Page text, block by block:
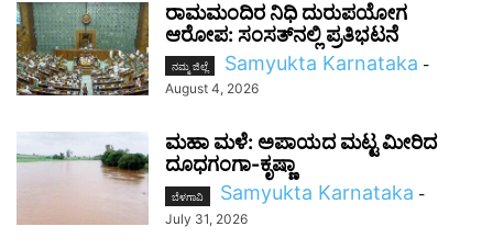
ರಾಮಮಂದಿರ ನಿಧಿ ದುರುಪಯೋಗ
ಆರೋಪ: ಸಂಸತ್‌ನಲ್ಲಿ ಪ್ರತಿಭಟನೆ
ನಮ್ಮ ಜಿಲ್ಲೆ Samyukta Karnataka -
August 4, 2026
ಮಹಾ ಮಳೆ: ಅಪಾಯದ ಮಟ್ಟ ಮೀರಿದ
ದೂಧಗಂಗಾ-ಕೃಷ್ಣಾ
ಬೆಳಗಾವಿ Samyukta Karnataka -
July 31, 2026